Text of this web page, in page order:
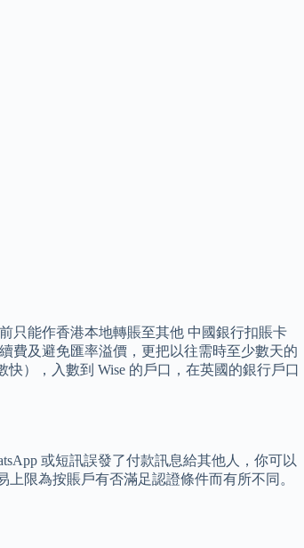
只能作香港本地轉賬至其他 中國銀行扣賬卡
費及避免匯率溢價，更把以往需時至少數天的
），入數到 Wise 的戶口，在英國的銀行戶口
或短訊誤發了付款訊息給其他人，你可以
限為按賬戶有否滿足認證條件而有所不同。